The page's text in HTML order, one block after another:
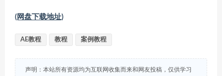
(网盘下载地址)
AE教程 教程 案例教程
声明：本站所有资源均为互联网收集而来和网友投稿，仅供学习